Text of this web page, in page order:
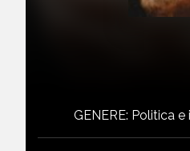
GENERE: Politica e